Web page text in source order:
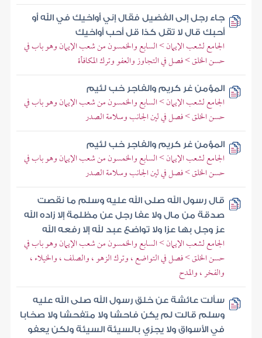
جاء رجل إلى الفضيل فقال إني أواخيك في الله أو
أحبك قال لا تقل كذا قل أحب أواخيك
الجامع لشعب الإيمان > السابع والخمسون من شعب الإيمان وهو باب في
حسن الخلق > فصل في التجاوز والعفو وترك المكافأة
المؤمن غر كريم والفاجر خب لئيم
الجامع لشعب الإيمان > السابع والخمسون من شعب الإيمان وهو باب في
حسن الخلق > فصل في لين الجانب وسلامة الصدر
المؤمن غر كريم والفاجر خب لئيم
الجامع لشعب الإيمان > السابع والخمسون من شعب الإيمان وهو باب في
حسن الخلق > فصل في لين الجانب وسلامة الصدر
قال رسول الله صلى الله عليه وسلم ما نقصت
صدقة من مال ولا عفا رجل عن مظلمة إلا زاده الله
عز وجل بها عزا ولا تواضع عبد لله إلا رفعه الله
الجامع لشعب الإيمان > السابع والخمسون من شعب الإيمان وهو باب في
حسن الخلق > فصل في التواضع ، وترك الزهو ، والصلف ، والخيلاء ،
والفخر ، والمدح
سألت عائشة عن خلق رسول الله صلى الله عليه
وسلم قالت لم يكن فاحشا ولا متفحشا ولا صخابا
في الأسواق ولا يجزي بالسيئة السيئة ولكن يعفو